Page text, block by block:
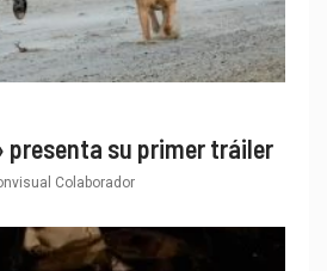
presenta su primer tráiler
Colaborador